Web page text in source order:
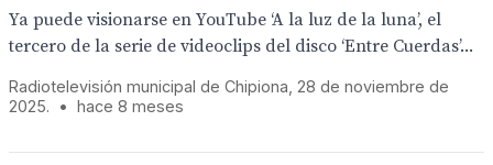
Ya puede visionarse en YouTube ‘A la luz de la luna’, el
tercero de la serie de videoclips del disco ‘Entre Cuerdas’...
Radiotelevisión municipal de Chipiona, 28 de noviembre de
2025.
• hace 8 meses